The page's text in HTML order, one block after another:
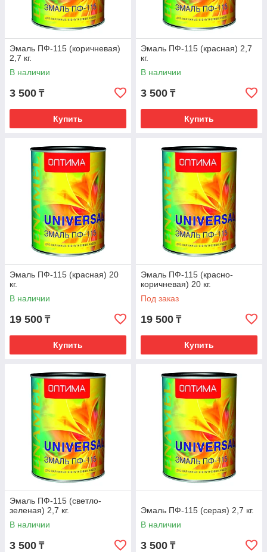
Эмаль ПФ-115 (коричневая)
2,7 кг.
В наличии
3 500 ₸
Купить
Эмаль ПФ-115 (красная) 2,7
кг.
В наличии
3 500 ₸
Купить
Эмаль ПФ-115 (красная) 20
кг.
В наличии
19 500 ₸
Купить
Эмаль ПФ-115 (красно-
коричневая) 20 кг.
Под заказ
19 500 ₸
Купить
Эмаль ПФ-115 (светло-
зеленая) 2,7 кг.
В наличии
3 500 ₸
Эмаль ПФ-115 (серая) 2,7 кг.
В наличии
3 500 ₸